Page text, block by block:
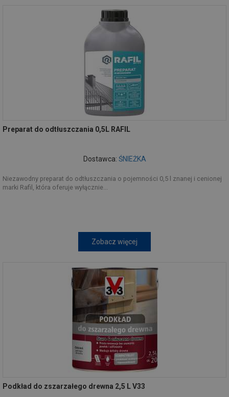
Preparat do odtłuszczania 0,5L RAFIL
Dostawca: ŚNIEŻKA
Niezawodny preparat do odtłuszczania o pojemności 0,5 l znanej i cenionej
marki Rafil, która oferuje wyłącznie...
Zobacz więcej
Podkład do zszarzałego drewna 2,5 L V33